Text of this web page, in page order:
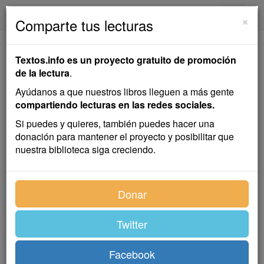
El Judas de la Casa
Antonio de Trueba
Cuento
Sígueme, amor mío, con los ojos del pensamiento a
las riberas del Cadagua, a las ribera,; que más
×
Comparte tus lecturas
Textos.info es un proyecto gratuito de promoción
de la lectura.
Ayúdanos a que nuestros libros lleguen a más gente
compartiendo lecturas en las redes sociales.
Si puedes y quieres, también puedes hacer una
donación para mantener el proyecto y posibilitar que
nuestra biblioteca siga creciendo.
Donar
Twitter
Facebook